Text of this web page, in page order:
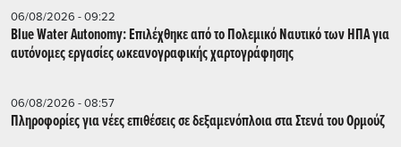
06/08/2026 - 09:22
Blue Water Autonomy: Επιλέχθηκε από το Πολεμικό Ναυτικό των ΗΠΑ για
αυτόνομες εργασίες ωκεανογραφικής χαρτογράφησης
06/08/2026 - 08:57
Πληροφορίες για νέες επιθέσεις σε δεξαμενόπλοια στα Στενά του Ορμούζ